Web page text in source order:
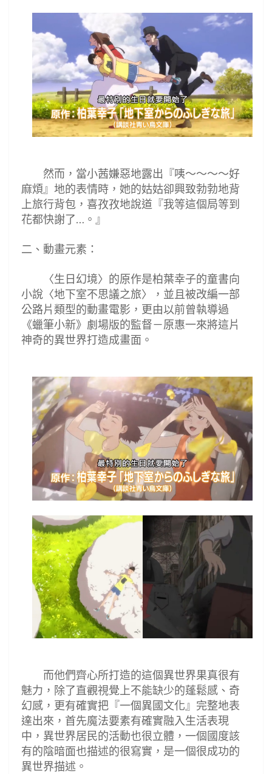
然而，當小茜嫌惡地露出『咦～～～～好
麻煩』地的表情時，她的姑姑卻興致勃勃地背
上旅行背包，喜孜孜地說道『我等這個局等到
花都快謝了… 。』
二 、動畫元素：
〈生日幻境〉的原作是柏葉幸子的童書向
小說〈地下室不思議之旅〉，並且被改編一部
公路片類型的動畫電影，更由以前曾執導過
《蠟筆小新》劇場版的監督－原惠一來將這片
神奇的異世界打造成畫面。
而他們齊心所打造的這個異世界果真很有
魅力，除了直觀視覺上不能缺少的蓬鬆感、奇
幻感，更有確實把『一個異國文化』完整地表
達出來，首先魔法要素有確實融入生活表現
中，異世界居民的活動也很立體，一個國度該
有的陰暗面也描述的很寫實，是一個很成功的
異世界描述。